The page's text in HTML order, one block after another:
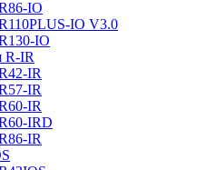
IO
IO V3.0
IO
R-IR
IR
IR
IR
IRD
IR